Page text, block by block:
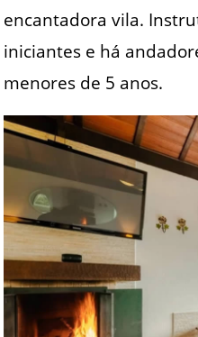
encantadora vila.
iniciantes e há
menores de 5 anos.